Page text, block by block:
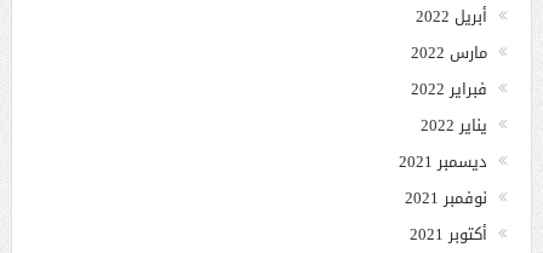
أبريل 2022
مارس 2022
فبراير 2022
يناير 2022
ديسمبر 2021
نوفمبر 2021
أكتوبر 2021